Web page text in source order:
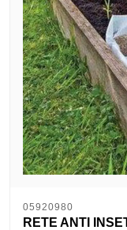
05920980
RETE ANTI